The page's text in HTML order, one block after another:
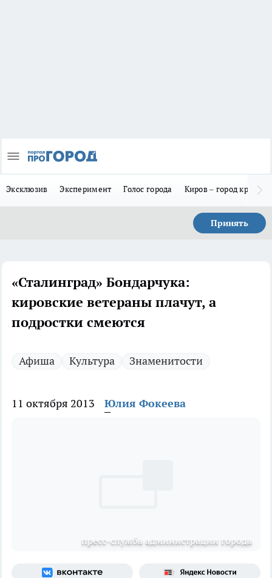
Эксклюзив Эксперимент Голос города Киров – город
Принять
«Сталинград» Бондарчука:
кировские ветераны плачут, а
подростки смеются
Афиша Культура Знаменитости
11 октября 2013 Юлия Фокеева
пресс-служба администрации города